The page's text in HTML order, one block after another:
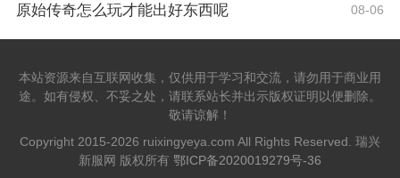
原始传奇怎么玩才能出好东西呢 08-06
本站资源来自互联网收集，仅供用于学习和交流，请勿用于商业用
途。如有侵权、不妥之处，请联系站长并出示版权证明以便删除。
敬请谅解！
Copyright 2015-2026 ruixingyeya.com All Rights Reserved. 瑞兴
新服网 版权所有 鄂ICP备2020019279号-36